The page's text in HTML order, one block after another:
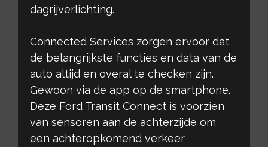
dagrijverlichting.
Connected Services zorgen ervoor dat
de belangrijkste functies en data van de
auto altijd en overal te checken zijn.
Gewoon via de app op de smartphone.
Deze Ford Transit Connect is voorzien
van sensoren aan de achterzijde om
een achteropkomend verkeer